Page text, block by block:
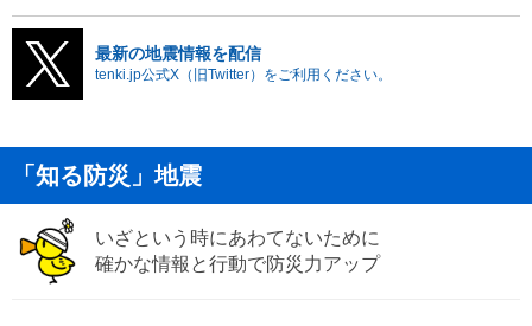
最新の地震情報を配信
tenki.jp公式X（旧Twitter）をご利用ください。
「知る防災」地震
いざという時にあわてないために
確かな情報と行動で防災力アップ